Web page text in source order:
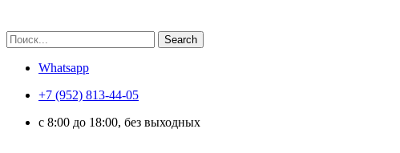
Search
Whatsapp
+7 (952) 813-44-05
c 8:00 до 18:00, без выходных